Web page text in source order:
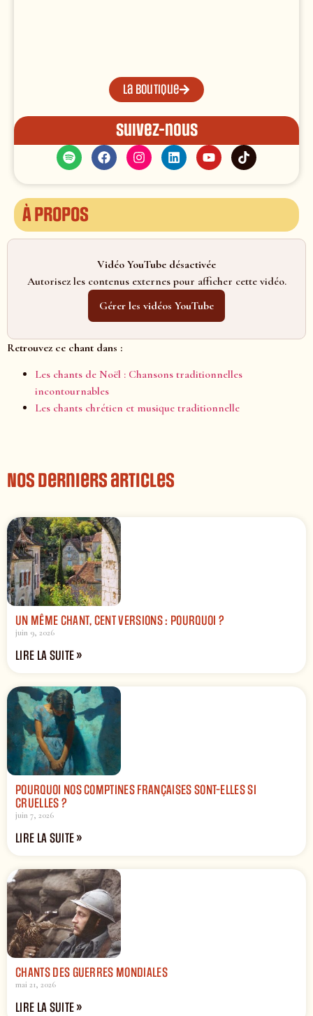
La boutique
Suivez-nous
À propos
Vidéo YouTube désactivée
Autorisez les contenus externes pour afficher cette vidéo.
Gérer les vidéos YouTube
Retrouvez ce chant dans :
Les chants de Noël : Chansons traditionnelles
incontournables
Les chants chrétien et musique traditionnelle
Nos derniers articles
UN MÊME CHANT, CENT VERSIONS : POURQUOI ?
juin 9, 2026
LIRE LA SUITE »
POURQUOI NOS COMPTINES FRANÇAISES SONT-ELLES SI
CRUELLES ?
juin 7, 2026
LIRE LA SUITE »
CHANTS DES GUERRES MONDIALES
mai 21, 2026
LIRE LA SUITE »